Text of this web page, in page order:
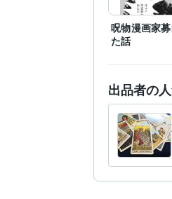
呪物漫画家
た話
出品者の